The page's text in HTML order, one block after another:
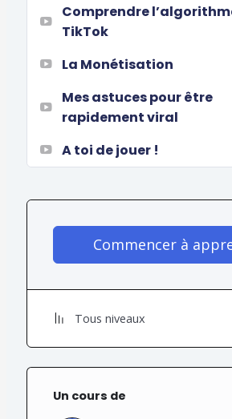
A toute suite dans la formation.
Comprendre
TikTok
La Monétisation
Mes astuces pour être
rapidement viral
A toi de jouer !
Commencer à
Tous niveaux
Un cours de